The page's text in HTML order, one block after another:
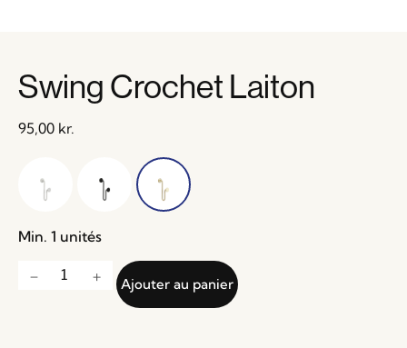
Swing Crochet Laiton
95,00 kr.
Min. 1 unités
Ajouter au panier